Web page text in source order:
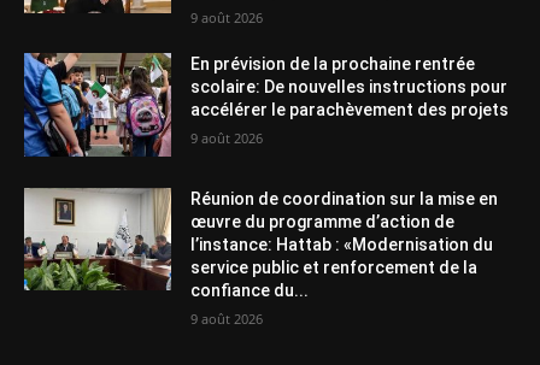
9 août 2026
En prévision de la prochaine rentrée
scolaire: De nouvelles instructions pour
accélérer le parachèvement des projets
9 août 2026
Réunion de coordination sur la mise en
œuvre du programme d’action de
l’instance: Hattab : «Modernisation du
service public et renforcement de la
confiance du...
9 août 2026